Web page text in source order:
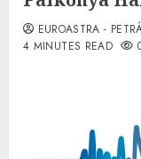
EUROASTRA -
4 MINUTES READ